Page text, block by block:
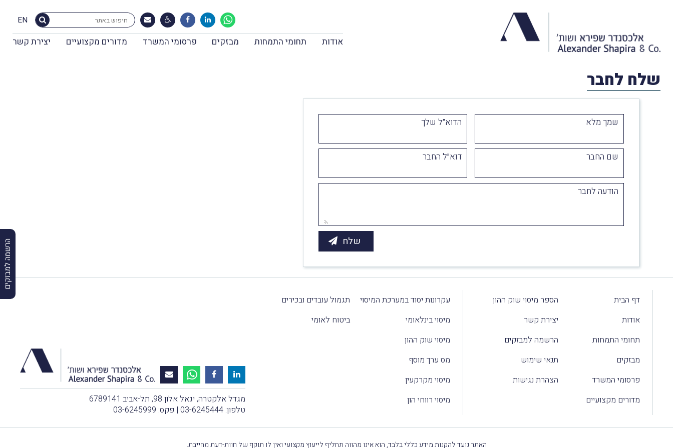
EN
אודות תחומי התמחות מבזקים פרסומי המשרד מדורים מקצועיים יצירת קשר
הרשמה למבזקים
שלח לחבר
שמך מלא הדוא״ל שלך
שם החבר דוא״ל החבר
הודעה לחבר
דף הבית
אודות
תחומי התמחות
מבזקים
פרסומי המשרד
מדורים מקצועיים
הספר מיסוי שוק ההון
יצירת קשר
הרשמה למבזקים
תנאי שימוש
הצהרת נגישות
עקרונות יסוד במערכת המיסוי
מיסוי בינלאומי
מיסוי שוק ההון
מס ערך מוסף
מיסוי מקרקעין
מיסוי רווחי הון
תגמול עובדים ובכירים
ביטוח לאומי
מגדל אלקטרה, יגאל אלון 98, תל-אביב 6789141
טלפון: 03-6245444 | פקס: 03-6245999
האתר נועד להקנות מידע כללי בלבד, הוא אינו מהווה תחליף לייעוץ מקצועי ואין לו תוקף של חוות-דעת מחייבת.